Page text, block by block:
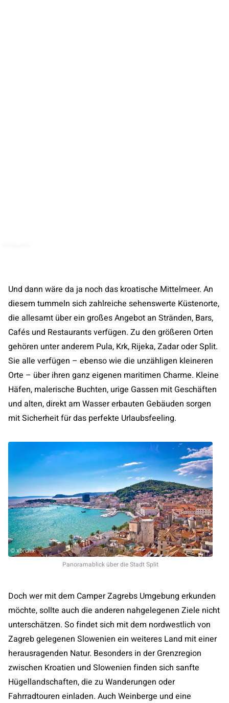
Und dann wäre da ja noch das kroatische Mittelmeer. An
diesem tummeln sich zahlreiche sehenswerte Küstenorte,
die allesamt über ein großes Angebot an Stränden, Bars,
Cafés und Restaurants verfügen. Zu den größeren Orten
gehören unter anderem Pula, Krk, Rijeka, Zadar oder Split.
Sie alle verfügen – ebenso wie die unzähligen kleineren
Orte – über ihren ganz eigenen maritimen Charme. Kleine
Häfen, malerische Buchten, urige Gassen mit Geschäften
und alten, direkt am Wasser erbauten Gebäuden sorgen
mit Sicherheit für das perfekte Urlaubsfeeling.
© xbrchx
Panoramablick über die Stadt Split
Doch wer mit dem Camper Zagrebs Umgebung erkunden
möchte, sollte auch die anderen nahgelegenen Ziele nicht
unterschätzen. So findet sich mit dem nordwestlich von
Zagreb gelegenen Slowenien ein weiteres Land mit einer
herausragenden Natur. Besonders in der Grenzregion
zwischen Kroatien und Slowenien finden sich sanfte
Hügellandschaften, die zu Wanderungen oder
Fahrradtouren einladen. Auch Weinberge und eine